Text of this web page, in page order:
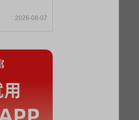
2026-08-07